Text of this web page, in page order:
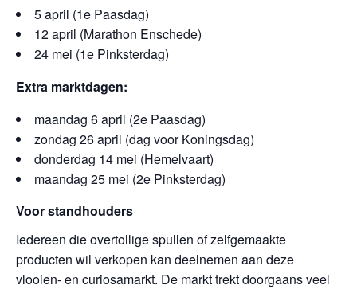
5 april (1e Paasdag)
12 april (Marathon Enschede)
24 mei (1e Pinksterdag)
Extra marktdagen:
maandag 6 april (2e Paasdag)
zondag 26 april (dag voor Koningsdag)
donderdag 14 mei (Hemelvaart)
maandag 25 mei (2e Pinksterdag)
Voor standhouders
Iedereen die overtollige spullen of zelfgemaakte
producten wil verkopen kan deelnemen aan deze
vlooien- en curiosamarkt. De markt trekt doorgaans veel